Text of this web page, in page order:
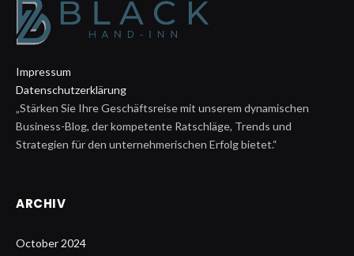
Impressum
Datenschutzerklärung
„Stärken Sie Ihre Geschäftsreise mit unserem dynamischen
Business-Blog, der kompetente Ratschläge, Trends und
Strategien für den unternehmerischen Erfolg bietet.“
ARCHIV
October 2024